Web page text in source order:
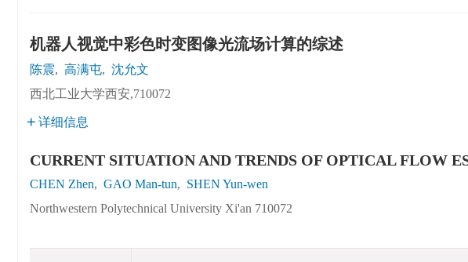
机器人视觉中彩色时变图像光流场计算的综述
陈震, 高满屯, 沈允文
西北工业大学西安,710072
详细信息
CURRENT SITUATION AND TRENDS OF OPTICAL FLOW
CHEN Zhen, GAO Man-tun, SHEN Yun-wen
Northwestern Polytechnical University Xi'an 710072